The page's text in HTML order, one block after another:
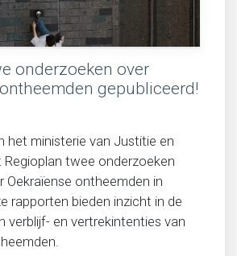
onderzoeken over
gepubliceerd!
het ministerie van Justitie en
Regioplan twee onderzoeken
Oekraïense ontheemden in
rapporten bieden inzicht in de
verblijf- en vertrekintenties van